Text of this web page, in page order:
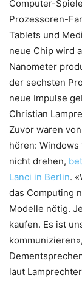
Computer-
Prozessoren-
Tablets und
neue Chip wird
Nanometer
der sechsten
neue Impulse
Christian
Zuvor waren
hören:
nicht drehen,
Lanci in Berlin.
das Computing
Modelle nötig.
kaufen. Es ist
laut